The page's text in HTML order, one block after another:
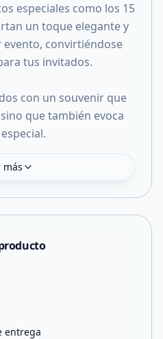
especiales como los 15
un toque elegante y
convirtiéndose
tus invitados.
con un souvenir que
que también evoca
más
entrega